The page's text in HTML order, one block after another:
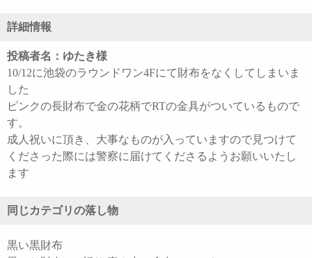
詳細情報
投稿者名：ゆたき様
10/12に池袋のラウンドワン4Fにて財布をなくしてしまいま
した
ピンクの長財布で金の花柄でRTの金具がついているもので
す。
成人祝いに頂き、大事なものが入っていますので見つけて
くださった際には警察に届けてくださるようお願いいたし
ます
同じカテゴリの落し物
黒い黒財布